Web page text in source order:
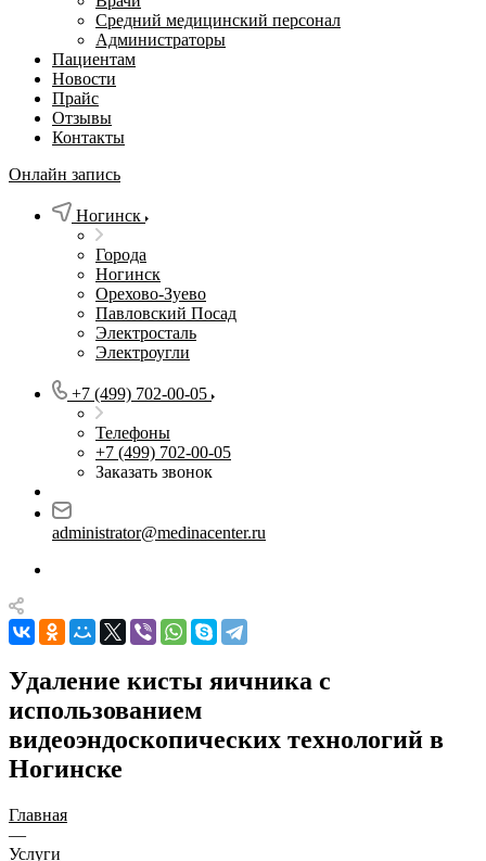
Средний медицинский персонал
Администраторы
Пациентам
Новости
Прайс
Отзывы
Контакты
Онлайн запись
Ногинск
Города
Ногинск
Орехово-Зуево
Павловский Посад
Электросталь
Электроугли
+7 (499) 702-00-05
Телефоны
+7 (499) 702-00-05
Заказать звонок
administrator@medinacenter.ru
Удаление кисты яичника с
использованием
видеоэндоскопических технологий в
Ногинске
Главная
—
Услуги